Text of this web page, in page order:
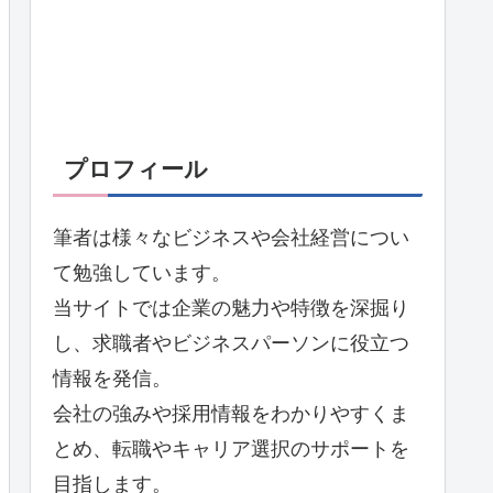
プロフィール
筆者は様々なビジネスや会社経営につい
て勉強しています。
当サイトでは企業の魅力や特徴を深掘り
し、求職者やビジネスパーソンに役立つ
情報を発信。
会社の強みや採用情報をわかりやすくま
とめ、転職やキャリア選択のサポートを
目指します。